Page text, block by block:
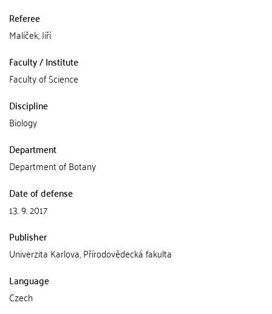
Referee
Malíček, Jiří
Faculty / Institute
Faculty of Science
Discipline
Biology
Department
Department of Botany
Date of defense
13. 9. 2017
Publisher
Univerzita Karlova, Přírodovědecká fakulta
Language
Czech